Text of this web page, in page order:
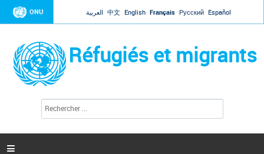
Jump to navigation
ONU العربية 中文 English Français Русский Español
Réfugiés et migrants
c
